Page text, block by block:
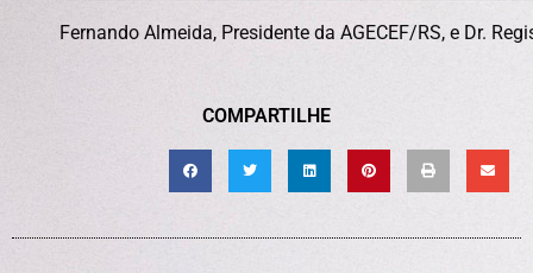
Fernando Almeida, Presidente da AGECEF/RS, e Dr.
COMPARTILHE